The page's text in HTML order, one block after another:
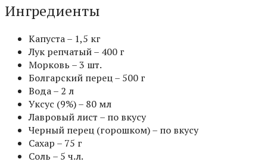
Ингредиенты
Капуста – 1,5 кг
Лук репчатый – 400 г
Морковь – 3 шт.
Болгарский перец – 500 г
Вода – 2 л
Уксус (9%) – 80 мл
Лавровый лист – по вкусу
Черный перец (горошком) – по вкусу
Сахар – 75 г
Соль – 5 ч.л.